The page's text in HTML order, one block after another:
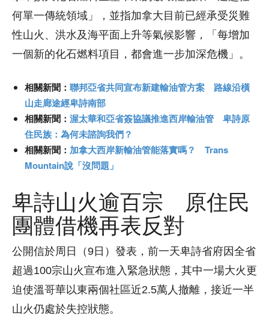
何單一傳統領域」，並指加拿大目前已經承受災難
性山火、洪水及海平面上升等氣候影響，「每增加
一個新的化石燃料項目，都會進一步加深危機」。
相關新聞： 聯邦亞省共同宣布新建輸油管方案 路線沿橫
山走廊途經卑詩南部
相關新聞： 渥太華和亞省簽協議推進西岸輸油管 卑詩原
住民族：為何未諮詢我們？
相關新聞： 加拿大西岸新輸油管能落實嗎？ Trans
Mountain說「沒問題」
卑詩山火逾百宗 原住民
團體借機再表反對
公開信於周日（9日）發表，前一天卑詩省府因全省
超過100宗山火宣布進入緊急狀態，其中一場大火更
迫使溫哥華以東兩個社區近2.5萬人撤離，接近一半
山火仍處於失控狀態。